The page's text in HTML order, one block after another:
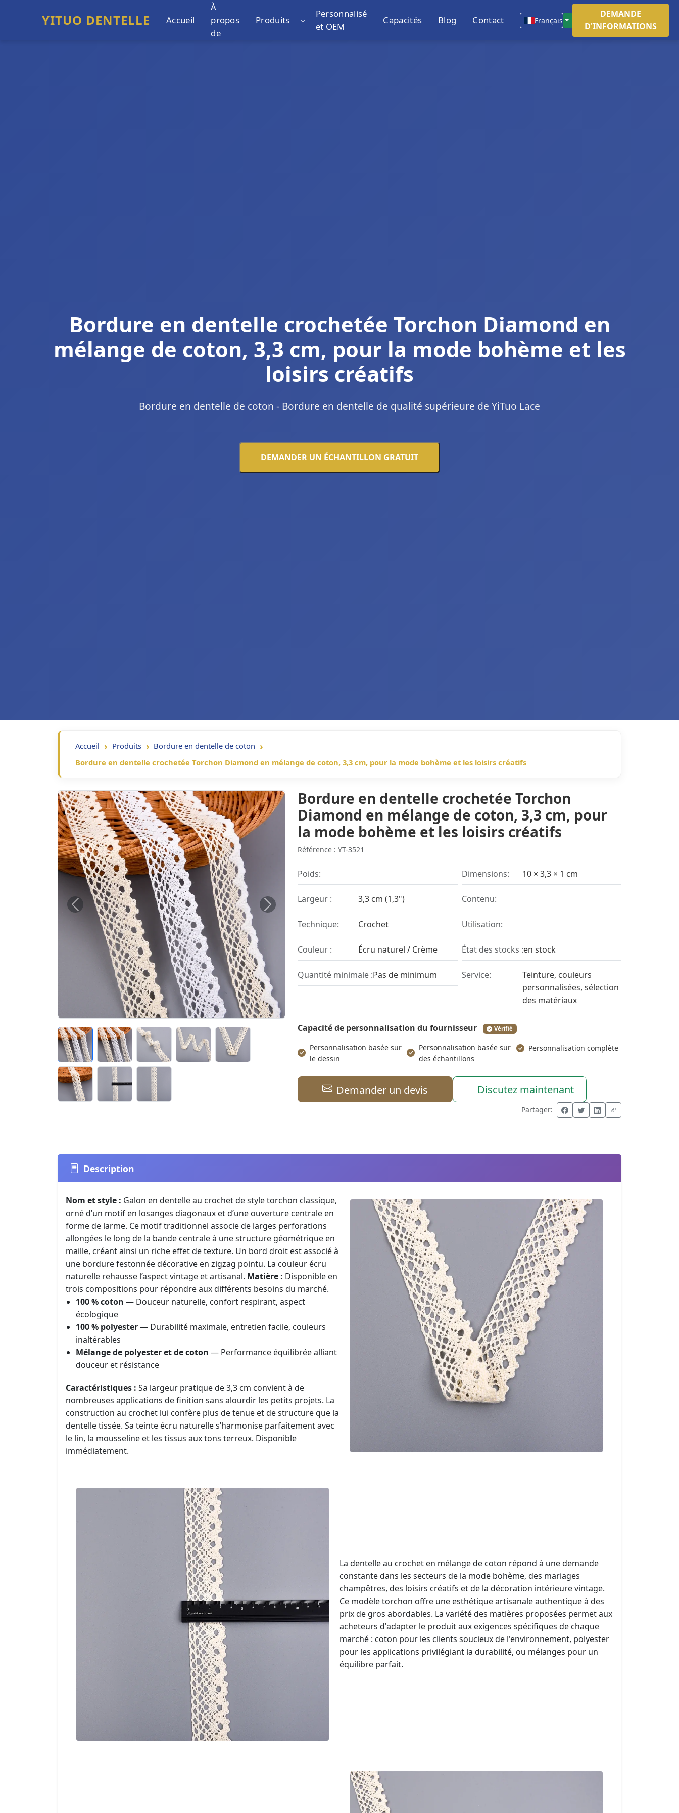
YITUO DENTELLE Accueil
À
propos
de
Produits
Personnalisé
et OEM
Capacités Blog Contact Français
DEMANDE
D'INFORMATIONS
Bordure en dentelle crochetée Torchon Diamond en
mélange de coton, 3,3 cm, pour la mode bohème et les
loisirs créatifs
Bordure en dentelle de coton - Bordure en dentelle de qualité supérieure de YiTuo Lace
DEMANDER UN ÉCHANTILLON GRATUIT
Accueil Produits
Bordure en dentelle de coton
Bordure en dentelle crochetée Torchon Diamond en mélange de coton, 3,3 cm, pour la mode bohème et les loisirs créatifs
Précédent Suivant
Bordure en dentelle crochetée Torchon
Diamond en mélange de coton, 3,3 cm, pour
la mode bohème et les loisirs créatifs
Référence : YT-3521
Poids: Dimensions: 10 × 3,3 × 1 cm
Largeur : 3,3 cm (1,3") Contenu:
Technique: Crochet Utilisation:
Couleur : Écru naturel / Crème État des stocks :en stock
Quantité minimale :Pas de minimum Service:
Teinture, couleurs
personnalisées, sélection
des matériaux
Capacité de personnalisation du fournisseur Vérifié
Personnalisation basée sur
le dessin
Personnalisation basée sur
des échantillons
Personnalisation complète
Demander un devis Discutez maintenant
Partager:
Description
Nom et style : Galon en dentelle au crochet de style torchon classique,
orné d’un motif en losanges diagonaux et d’une ouverture centrale en
forme de larme. Ce motif traditionnel associe de larges perforations
allongées le long de la bande centrale à une structure géométrique en
maille, créant ainsi un riche effet de texture. Un bord droit est associé à
une bordure festonnée décorative en zigzag pointu. La couleur écru
naturelle rehausse l’aspect vintage et artisanal. Matière : Disponible en
trois compositions pour répondre aux différents besoins du marché.
100 % coton — Douceur naturelle, confort respirant, aspect
écologique
100 % polyester— Durabilité maximale, entretien facile, couleurs
inaltérables
Mélange de polyester et de coton — Performance équilibrée alliant
douceur et résistance
Caractéristiques : Sa largeur pratique de 3,3 cm convient à de
nombreuses applications de finition sans alourdir les petits projets. La
construction au crochet lui confère plus de tenue et de structure que la
dentelle tissée. Sa teinte écru naturelle s’harmonise parfaitement avec
le lin, la mousseline et les tissus aux tons terreux. Disponible
immédiatement.
La dentelle au crochet en mélange de coton répond à une demande
constante dans les secteurs de la mode bohème, des mariages
champêtres, des loisirs créatifs et de la décoration intérieure vintage.
Ce modèle torchon offre une esthétique artisanale authentique à des
prix de gros abordables. La variété des matières proposées permet aux
acheteurs d'adapter le produit aux exigences spécifiques de chaque
marché : coton pour les clients soucieux de l'environnement, polyester
pour les applications privilégiant la durabilité, ou mélanges pour un
équilibre parfait.